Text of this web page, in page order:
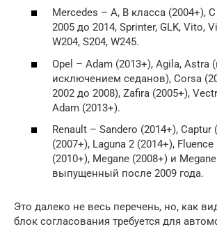
Mercedes – A, B класса (2004+),
2005 до 2014, Sprinter, GLK, Vito,
W204, S204, W245.
Opel – Adam (2013+), Agila, Astra
исключением седанов), Corsa
2002 до 2008), Zafira (2005+),
Adam (2013+).
Renault – Sandero (2014+), Captur
(2007+), Laguna 2 (2014+),
(2010+), Megane (2008+) и
выпущенный после 2009 года.
Это далеко не весь перечень, но, как
блок согласования требуется для